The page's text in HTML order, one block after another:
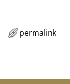
permalink